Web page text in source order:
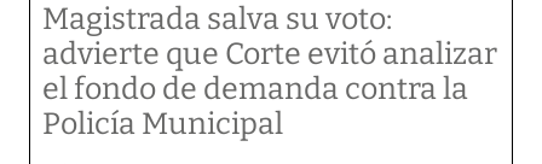
Magistrada salva su voto:
advierte que Corte evitó analizar
el fondo de demanda contra la
Policía Municipal